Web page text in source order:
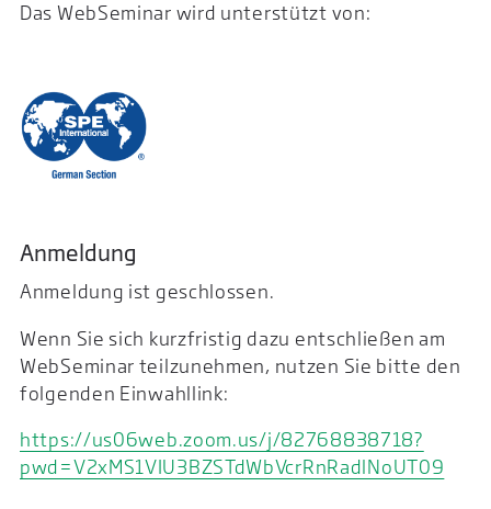
Das WebSeminar wird unterstützt von:
Anmeldung
Anmeldung ist geschlossen.
Wenn Sie sich kurzfristig dazu entschließen am
WebSeminar teilzunehmen, nutzen Sie bitte den
folgenden Einwahllink:
https://us06web.zoom.us/j/82768838718?
pwd=V2xMS1VIU3BZSTdWbVcrRnRadlNoUT09